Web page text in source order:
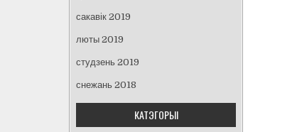
сакавік 2019
люты 2019
студзень 2019
снежань 2018
КАТЭГОРЫІ